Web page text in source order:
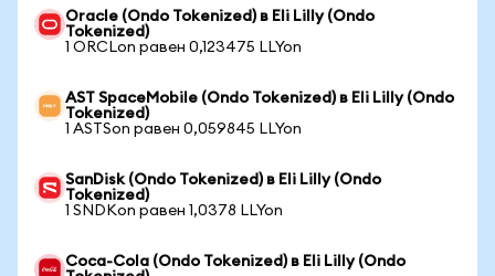
Oracle (Ondo Tokenized) в Eli Lilly (Ondo
Tokenized)
1 ORCLon равен 0,123475 LLYon
AST SpaceMobile (Ondo Tokenized) в Eli Lilly (Ondo
Tokenized)
1 ASTSon равен 0,059845 LLYon
SanDisk (Ondo Tokenized) в Eli Lilly (Ondo
Tokenized)
1 SNDKon равен 1,0378 LLYon
Coca-Cola (Ondo Tokenized) в Eli Lilly (Ondo